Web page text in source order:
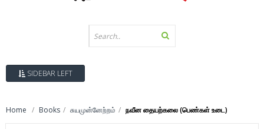
SIDEBAR LEFT
Home Books சுயமுன்னேற்றம் நவீன தையற்கலை (பெண்கள் உடை)